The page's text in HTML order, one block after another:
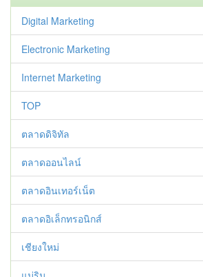
Digital Marketing
Electronic Marketing
Internet Marketing
TOP
ตลาดดิจิทัล
ตลาดออนไลน์
ตลาดอินเทอร์เน็ต
ตลาดอิเล็กทรอนิกส์
เชียงใหม่